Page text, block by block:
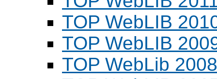
TOP WebLIB
TOP WebLIB
TOP WebLib 2008